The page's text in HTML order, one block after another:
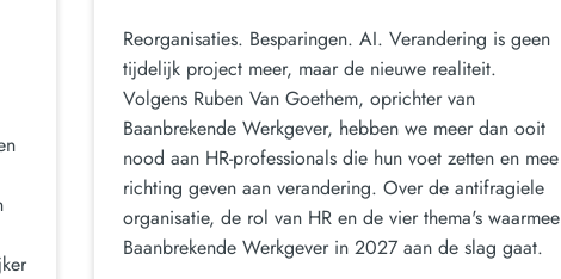
Reorganisaties. Besparingen. AI. Verandering is geen
tijdelijk project meer, maar de nieuwe realiteit.
Volgens Ruben Van Goethem, oprichter van
Baanbrekende Werkgever, hebben we meer dan ooit
nood aan HR-professionals die hun voet zetten en mee
richting geven aan verandering. Over de antifragiele
organisatie, de rol van HR en de vier thema's waarmee
Baanbrekende Werkgever in 2027 aan de slag gaat.